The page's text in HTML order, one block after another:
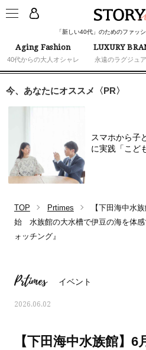
「新しい40代」のためのファッ
Aging Fashion
40代からの大人オシャレ
LUXURY
永遠のラグジュ
今、あなたにオススメ〈PR〉
スマホから子
に実践「こど
TOP Prtimes
【下田海中水
始 水族館の大水槽で伊豆の海を体感
ォッチング』
Prtimes イベント
2026.06.02
【下田海中水族館】